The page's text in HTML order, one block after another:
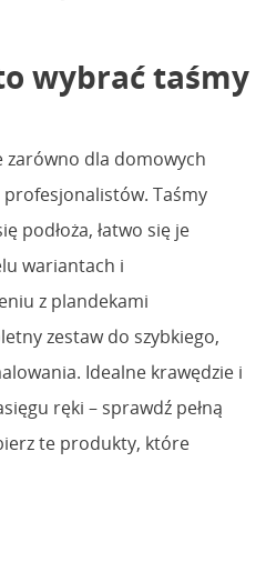
wybrać taśmy
dla domowych
Taśmy
podłoża, łatwo się je
wariantach i
z plandekami
zestaw do szybkiego,
Idealne krawędzie i
ręki – sprawdź pełną
te produkty, które